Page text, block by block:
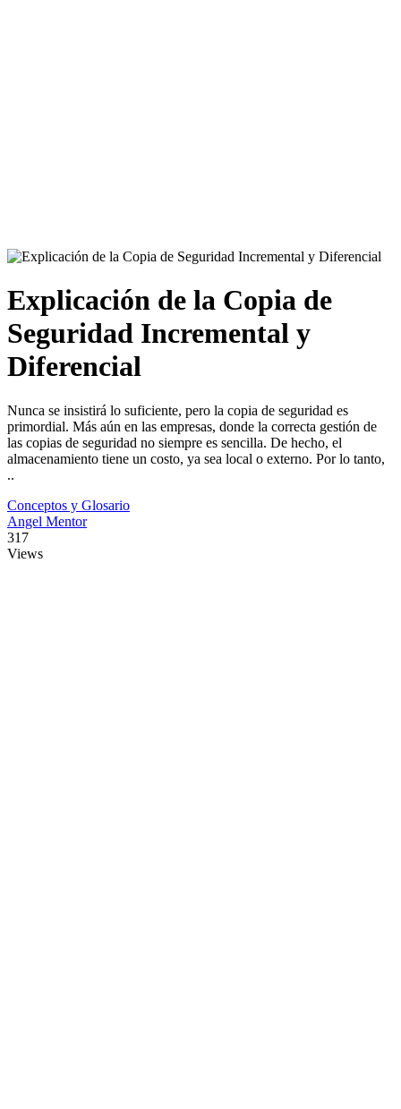
Explicación de la Copia de
Seguridad Incremental y
Diferencial
Nunca se insistirá lo suficiente, pero la copia de seguridad es
primordial. Más aún en las empresas, donde la correcta gestión de
las copias de seguridad no siempre es sencilla. De hecho, el
almacenamiento tiene un costo, ya sea local o externo. Por lo tanto,
..
Conceptos y Glosario
Angel Mentor
317
Views